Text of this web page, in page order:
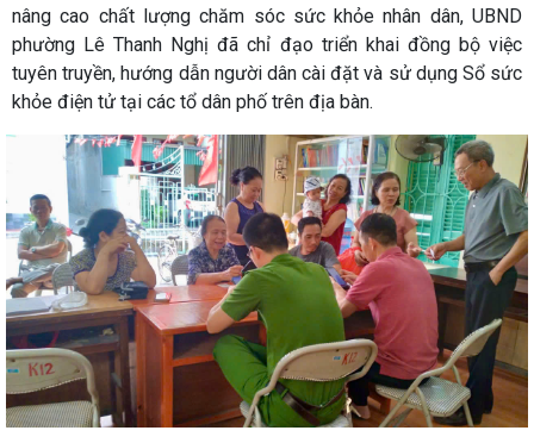
nâng cao chất lượng chăm sóc sức khỏe nhân dân, UBND
phường Lê Thanh Nghị đã chỉ đạo triển khai đồng bộ việc
tuyên truyền, hướng dẫn người dân cài đặt và sử dụng Sổ sức
khỏe điện tử tại các tổ dân phố trên địa bàn.